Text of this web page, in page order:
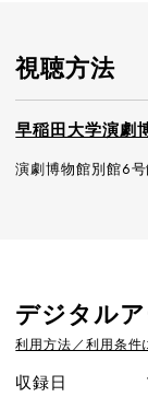
視聴方法
早稲田大学演劇
演劇博物館別館6
デジタル
利用方法／利用条件
収録日